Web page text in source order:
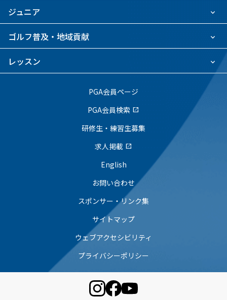
ジュニア
ゴルフ普及・地域貢献
レッスン
PGA会員ページ
PGA会員検索 open_in_new
研修生・練習生募集
求人掲載 open_in_new
English
お問い合わせ
スポンサー・リンク集
サイトマップ
ウェブアクセシビリティ
プライバシーポリシー